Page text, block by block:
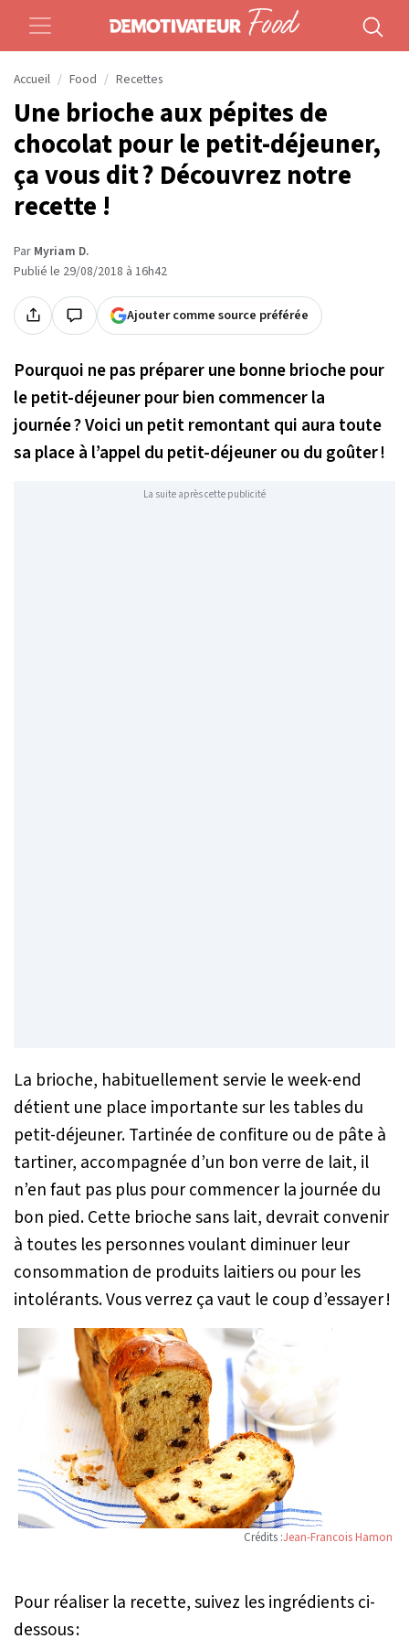
Accueil Food Recettes
Une brioche aux pépites de
chocolat pour le petit-déjeuner,
ça vous dit ? Découvrez notre
recette !
Par Myriam D.
Publié le 29/08/2018 à 16h42
Ajouter comme source préférée
Pourquoi ne pas préparer une bonne brioche pour
le petit-déjeuner pour bien commencer la
journée ? Voici un petit remontant qui aura toute
sa place à l’appel du petit-déjeuner ou du goûter !
La suite après cette publicité
La brioche, habituellement servie le week-end
détient une place importante sur les tables du
petit-déjeuner. Tartinée de confiture ou de pâte à
tartiner, accompagnée d’un bon verre de lait, il
n’en faut pas plus pour commencer la journée du
bon pied. Cette brioche sans lait, devrait convenir
à toutes les personnes voulant diminuer leur
consommation de produits laitiers ou pour les
intolérants. Vous verrez ça vaut le coup d’essayer !
Crédits :Jean-Francois Hamon
Pour réaliser la recette, suivez les ingrédients ci-
dessous :